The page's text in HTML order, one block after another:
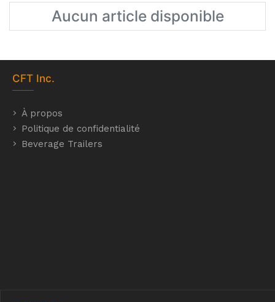
Aucun article disponible
CFT Inc.
À propos
Politique de confidentialité
Beverage Trailers